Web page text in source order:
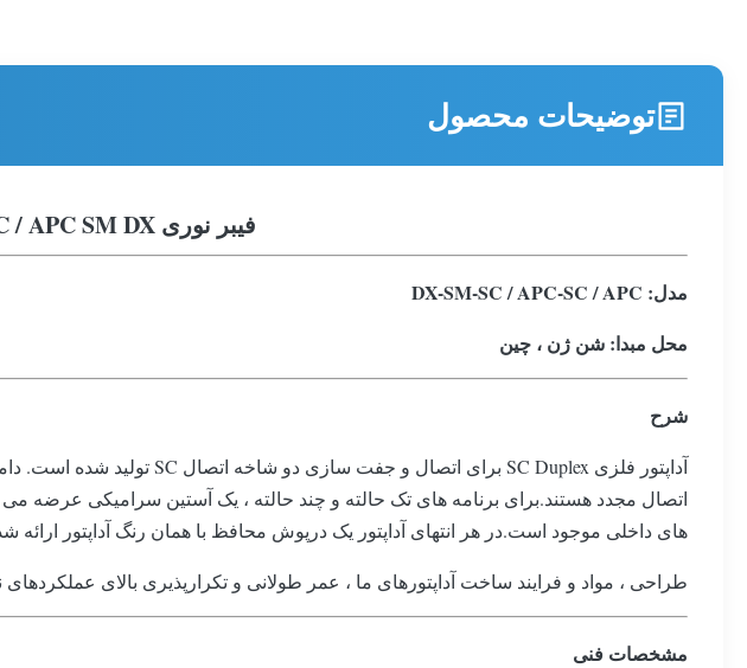
توضیحات محصول
فیبر نوری SC / APC SM DX آداپتور فیبر نوری اتصال فیبر نوری
مدل: DX- SM-SC / APC-SC / APC
محل مبدا: شن ژن ، چین
شرح
اتصال مجدد هستند.برای برنامه های تک حالته و چند حالته ، یک آستین سرامیکی عرضه
های داخلی موجود است.در هر انتهای آداپتور یک درپوش محافظ با همان رنگ آداپتور ارائه
طراحی ، مواد و فرایند ساخت آداپتورهای ما ، عمر طولانی و تکرارپذیری بالای
مشخصات فنی